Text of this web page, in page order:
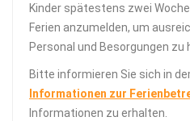
Kinder spätestens zwei
Ferien anzumelden, um
Personal und Besorgungen zu
Bitte informieren Sie sich in
Informationen zur Ferien bet
Informationen zu erhalten.